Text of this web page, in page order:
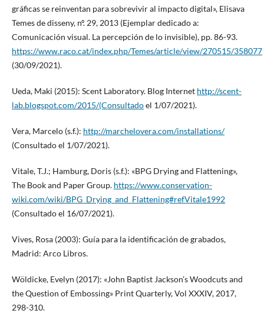
gráficas se reinventan para sobrevivir al impacto digital», Elisava
Temes de disseny, nº. 29, 2013 (Ejemplar dedicado a:
Comunicación visual. La percepción de lo invisible), pp. 86-93.
https://www.raco.cat/index.php/Temes/article/view/270515/358077
(30/09/2021).
Ueda, Maki (2015): Scent Laboratory. Blog Internet http://scent-
lab.blogspot.com/2015/(Consultadoel 1/07/2021).
Vera, Marcelo (s.f.): http://marchelovera.com/installations/
(Consultado el 1/07/2021).
Vitale, T.J.; Hamburg, Doris (s.f.): «BPG Drying and Flattening»,
The Book and Paper Group. https://www.conservation-
wiki.com/wiki/BPG_Drying_and_Flattening#refVitale1992
(Consultado el 16/07/2021).
Vives, Rosa (2003): Guía para la identificación de grabados,
Madrid: Arco Libros.
Wöldicke, Evelyn (2017): «John Baptist Jackson’s Woodcuts and
the Question of Embossing» Print Quarterly, Vol XXXIV, 2017,
298-310.